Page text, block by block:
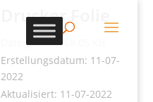
Drucker Folie
Dateigröße: 968.05 KB
Erstellungsdatum: 11-07-
2022
Aktualisiert: 11-07-2022